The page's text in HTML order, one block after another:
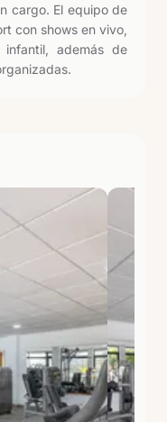
cargo. El equipo de
con shows en vivo,
además de